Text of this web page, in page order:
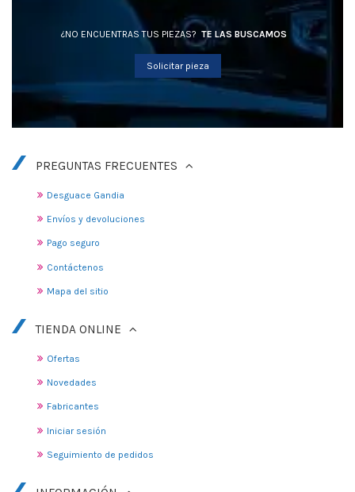
¿NO ENCUENTRAS TUS PIEZAS? TE LAS BUSCAMOS
Solicitar pieza
PREGUNTAS FRECUENTES
Desguace Gandia
Envíos y devoluciones
Pago seguro
Contáctenos
Mapa del sitio
TIENDA ONLINE
Ofertas
Novedades
Fabricantes
Iniciar sesión
Seguimiento de pedidos